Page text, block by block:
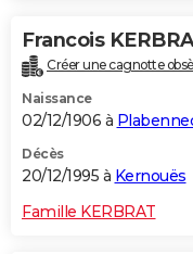
Francois
Créer une cagnotte
Naissance
02/12/1906 à
Décès
20/12/1995 à Kernouës
Famille KERBRAT